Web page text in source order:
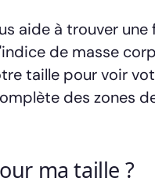
aide à trouver
de masse
taille pour voir
des zones
ma taille ?